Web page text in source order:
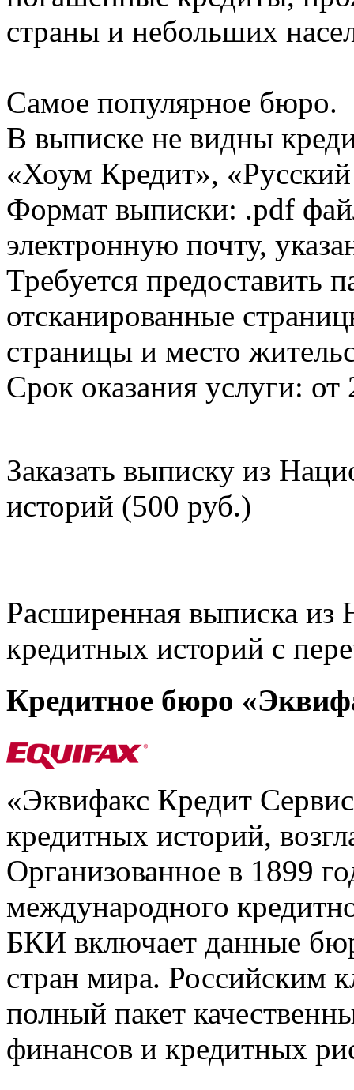
страны и небольших
Самое популярное бюро.
В выписке не видны
«Хоум Кредит»,
Формат выписки: .pdf
электронную почту,
Требуется предоставить
отсканированные
страницы и место
Срок оказания услуги: от
Заказать выписку из
историй (500 руб.)
Расширенная выписка из
кредитных историй с
Кредитное бюро
«Эквифакс Кредит
кредитных историй,
Организованное в 1899
международного
БКИ включает данные
стран мира. Российским
полный пакет
финансов и кредитных